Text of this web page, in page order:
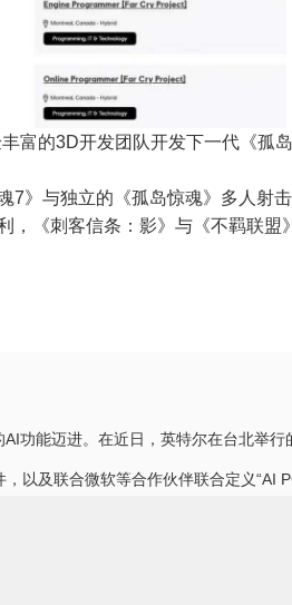
的3D开发团队开发下一代《孤
》与独立的《孤岛惊魂》多人射击
《刺客信条：影》与《不羁联
功能迈进。在近日，英特尔在台北举
及联合微软等合作伙伴联合定义“AI